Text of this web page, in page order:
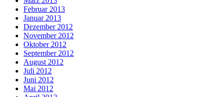
Februar 2013
Januar 2013
Dezember 2012
November 2012
Oktober 2012
September 2012
August 2012
Juli 2012
Juni 2012
Mai 2012